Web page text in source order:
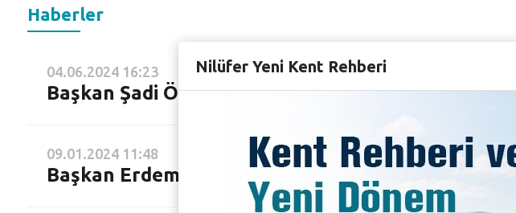
Haberler
04.06.2024 16:23
Başkan Şadi Özdemir’den öğrencilere sınav morali
09.01.2024 11:48
Başkan Erdem’den öğrencilere çorba ikramı
Nilüfer Yeni Kent Rehberi